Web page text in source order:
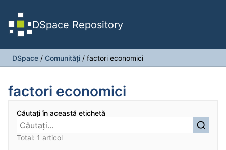
DSpace Repository
DSpace / Comunități / factori economici
factori economici
Căutați în această etichetă
Total: 1 articol